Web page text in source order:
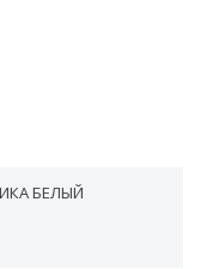
БЕЛЫЙ